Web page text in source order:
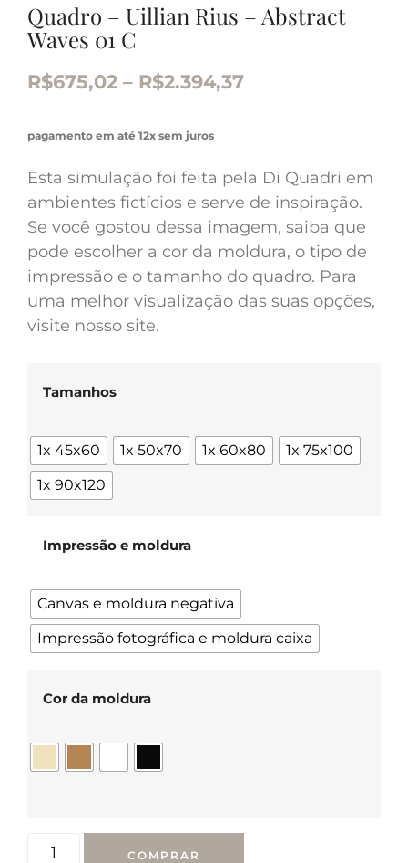
Quadro – Uillian Rius – Abstract
Waves 01 C
R$675,02 – R$2.394,37
pagamento em até 12x sem juros
Esta simulação foi feita pela Di Quadri em
ambientes fictícios e serve de inspiração.
Se você gostou dessa imagem, saiba que
pode escolher a cor da moldura, o tipo de
impressão e o tamanho do quadro. Para
uma melhor visualização das suas opções,
visite nosso site.
Tamanhos
1x 45x60 1x 50x70 1x 60x80
1x 75x100
1x 90x120
Impressão e moldura
Canvas e moldura negativa
Impressão fotográfica e moldura caixa
Cor da moldura
COMPRAR